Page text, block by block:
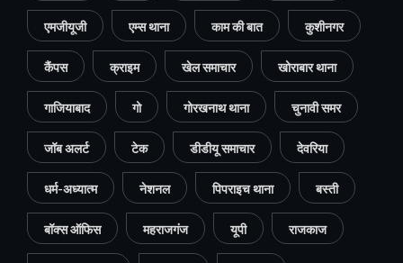
एमजीयूजी एम्स थाना काम की बात कुशीनगर
कैंपस क्राइम खेल समाचार खोराबार थाना
गाजियाबाद गो गोरखनाथ थाना चुनावी समर
जॉब अलर्ट टेक डीडीयू समाचार देवरिया
धर्म-अध्यात्म नेशनल पिपराइच थाना बस्ती
बॉक्स ऑफिस महराजगंज यूपी राजकाज